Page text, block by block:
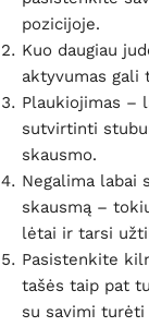
pozicijoje.
Kuo daugiau
aktyvumas gali
Plaukiojimas –
sutvirtinti
skausmo.
Negalima labai
skausmą –
lėtai ir tarsi
Pasistenkite
tašės taip pat
su savimi turėti